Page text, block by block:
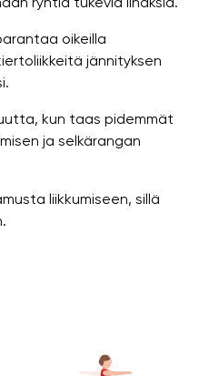
oikeilla
jännityksen
kun taas pidemmät
ja selkärangan
liikkumiseen, sillä